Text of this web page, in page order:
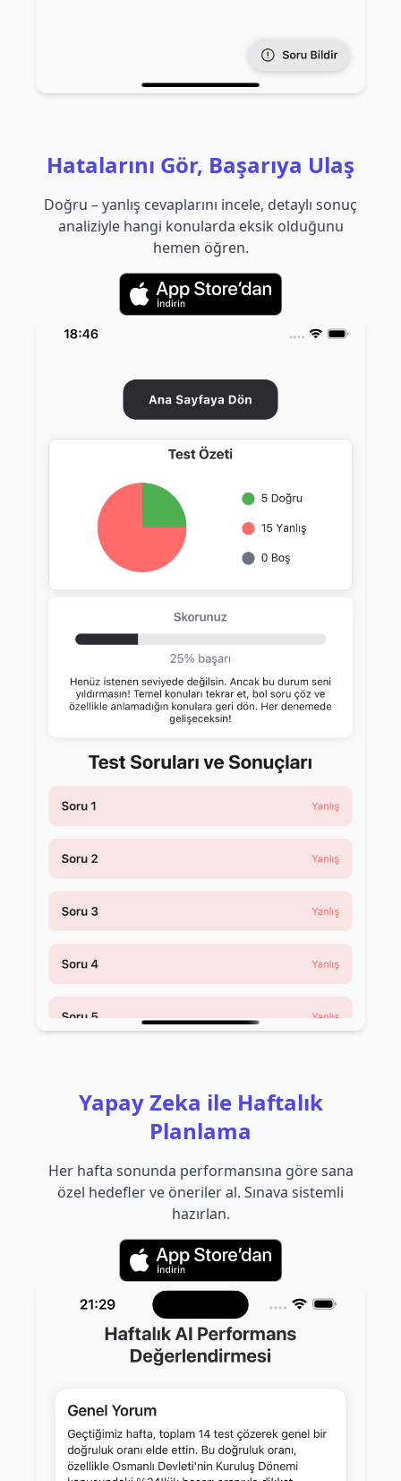
Hatalarını Gör, Başarıya Ulaş
Doğru – yanlış cevaplarını incele, detaylı sonuç
analiziyle hangi konularda eksik olduğunu
hemen öğren.
Yapay Zeka ile Haftalık
Planlama
Her hafta sonunda performansına göre sana
özel hedefler ve öneriler al. Sınava sistemli
hazırlan.